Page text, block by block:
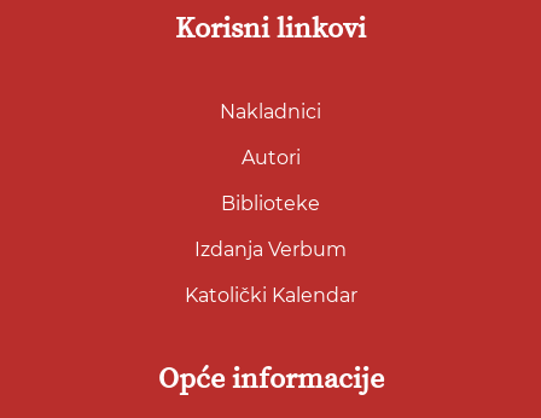
Korisni linkovi
Nakladnici
Autori
Biblioteke
Izdanja Verbum
Katolički Kalendar
Opće informacije